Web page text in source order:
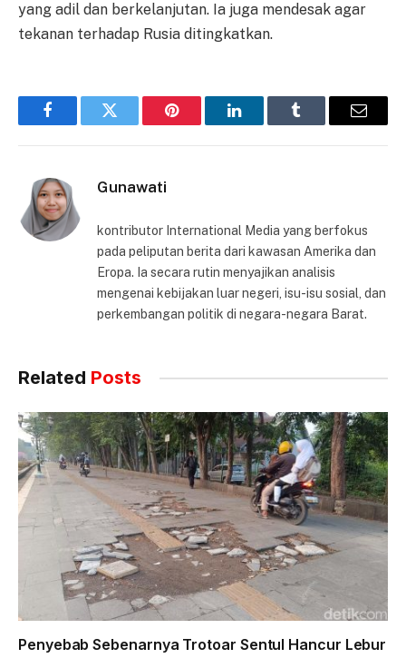
yang adil dan berkelanjutan. Ia juga mendesak agar
tekanan terhadap Rusia ditingkatkan.
FacebookTwitter Pinterest LinkedInTumblr Email
Gunawati
kontributor International Media yang berfokus
pada peliputan berita dari kawasan Amerika dan
Eropa. Ia secara rutin menyajikan analisis
mengenai kebijakan luar negeri, isu-isu sosial, dan
perkembangan politik di negara-negara Barat.
Related Posts
Penyebab Sebenarnya Trotoar Sentul Hancur Lebur